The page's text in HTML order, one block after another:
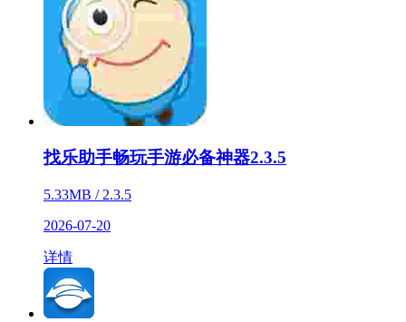
找乐助手畅玩手游必备神器2.3.5
5.33MB / 2.3.5
2026-07-20
详情